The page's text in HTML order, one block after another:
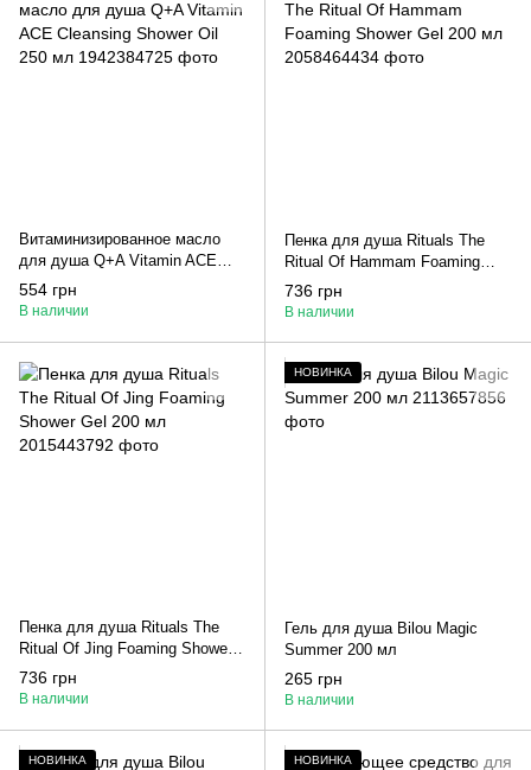
Витаминизированное масло
для душа Q+A Vitamin ACE
Cleansing Shower Oil 250 мл
554 грн
В наличии
Пенка для душа Rituals The
Ritual Of Hammam Foaming
Shower Gel 200 мл
736 грн
В наличии
Пенка для душа Rituals The
Ritual Of Jing Foaming Shower
Gel 200 мл
736 грн
В наличии
НОВИНКА
Гель для душа Bilou Magic
Summer 200 мл
265 грн
В наличии
НОВИНКА НОВИНКА